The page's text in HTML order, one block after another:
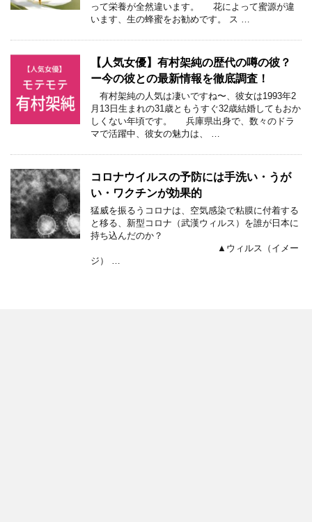
って栄養が全然違います。 花によって蜜源が違
います、生の蜂蜜をお勧めです。 ス …
【人気女優】有村架純の歴代の噂の彼？
ー今の彼との最新情報を徹底調査！
有村架純の人気は凄いですね〜、彼女は1993年2
月13日生まれの31歳ともうすぐ32歳結婚してもおか
しくない年頃です。 兵庫県出身で、数々のドラ
マで活躍中、彼女の魅力は、 …
コロナウイルスの予防には手洗い・うが
い・ワクチンが効果的
猛威を振るうコロナは、空気感染で粘膜に付着する
と移る、新型コロナ（武漢ウィルス）を誰が日本に
持ち込んだのか？
▲ウィルス（イメー
ジ） …